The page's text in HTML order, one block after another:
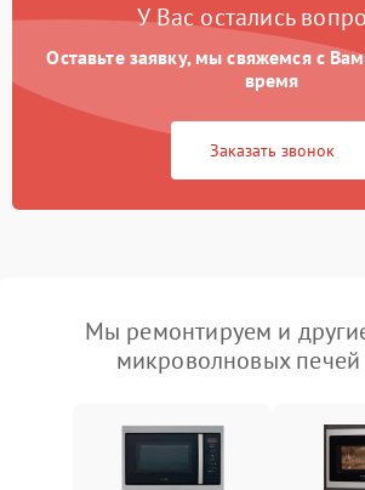
У Вас остались
Оставьте заявку, мы свяжемся с
время
Заказать звонок
Мы ремонтируем и
микроволновых